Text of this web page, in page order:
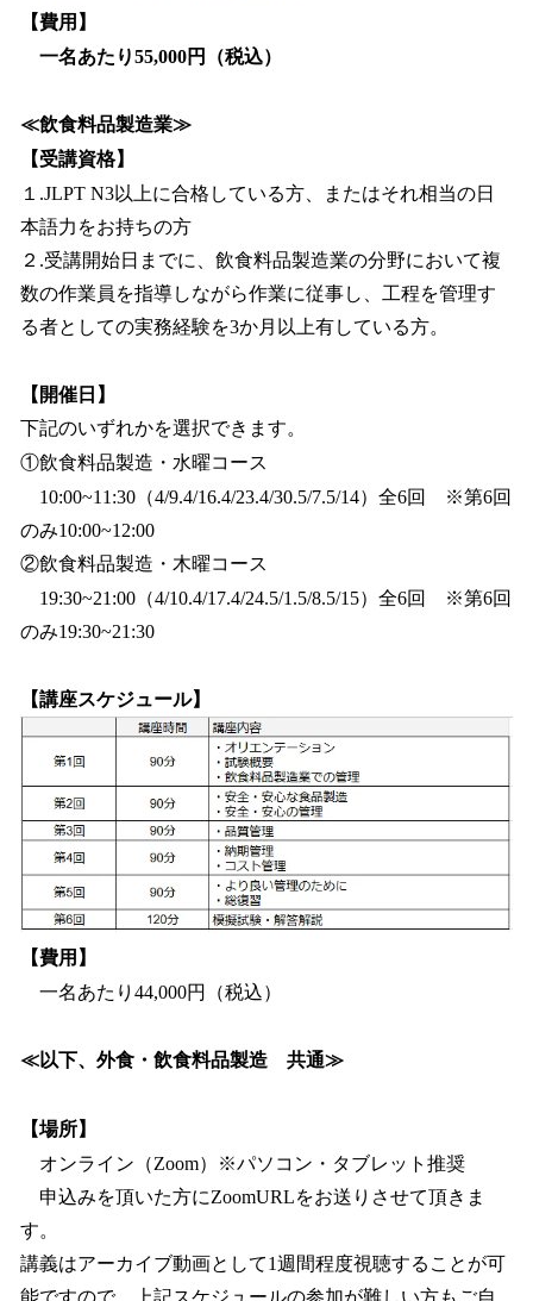
【費用】
一名あたり55,000円（税込）
≪飲食料品製造業≫
【受講資格】
１.JLPT N3以上に合格している方、またはそれ相当の日
本語力をお持ちの方
２.受講開始日までに、飲食料品製造業の分野において複
数の作業員を指導しながら作業に従事し、工程を管理す
る者としての実務経験を3か月以上有している方。
【開催日】
下記のいずれかを選択できます。
①飲食料品製造・水曜コース
10:00~11:30（4/9.4/16.4/23.4/30.5/7.5/14）全6回 ※第6回
のみ10:00~12:00
②飲食料品製造・木曜コース
19:30~21:00（4/10.4/17.4/24.5/1.5/8.5/15）全6回 ※第6回
のみ19:30~21:30
【講座スケジュール】
【費用】
一名あたり44,000円（税込）
≪以下、外食・飲食料品製造 共通≫
【場所】
オンライン（Zoom）※パソコン・タブレット推奨
申込みを頂いた方にZoomURLをお送りさせて頂きま
す。
講義はアーカイブ動画として1週間程度視聴することが可